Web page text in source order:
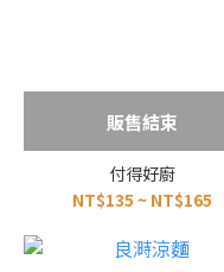
販售結束
付得好廚
NT$135 ~ NT$165